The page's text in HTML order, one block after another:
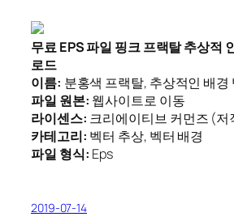
무료 EPS 파일 핑크 프랙탈 추상적
로드
이름: 분홍색 프랙탈, 추상적인 배경
파일 원본: 웹사이트로 이동
라이센스: 크리에이티브 커먼즈 (저
카테고리: 벡터 추상, 벡터 배경
파일 형식: Eps
2019-07-14